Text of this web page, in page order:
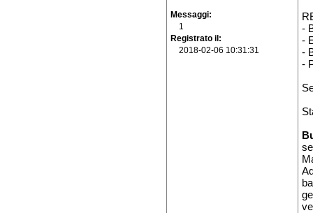
Messaggi
1
Registrato il
2018-02-06 10:31:31
-
-
-
-